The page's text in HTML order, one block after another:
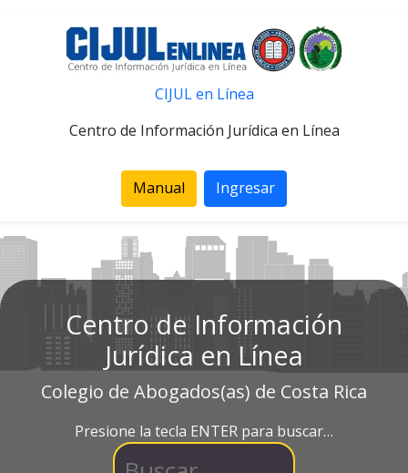
CIJUL en Línea
Centro de Información Jurídica en Línea
Manual Ingresar
Centro de Información
Jurídica en Línea
Colegio de Abogados(as) de Costa Rica
Presione la tecla ENTER para buscar…